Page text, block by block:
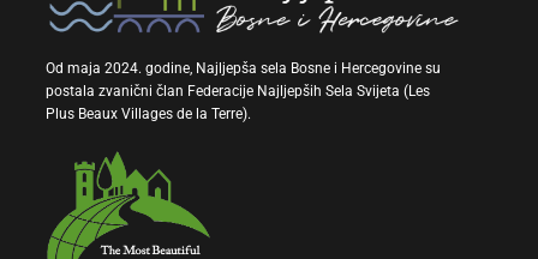
Od maja 2024. godine, Najljepša sela Bosne i Hercegovine su
postala zvanični član Federacije Najljepših Sela Svijeta (Les
Plus Beaux Villages de la Terre).